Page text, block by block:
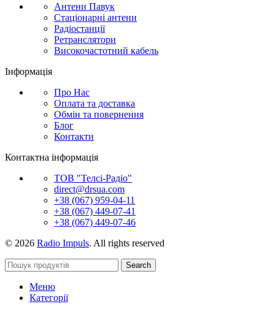
Антени Павук
Стаціонарні антени
Радіостанції
Ретранслятори
Високочастотний кабель
Інформація
Про Нас
Оплата та доставка
Обмін та повернення
Блог
Контакти
Контактна інформація
ТОВ "Телсі-Радіо"
direct@drsua.com
+38 (067) 959-04-11
+38 (067) 449-07-41
+38 (067) 449-07-46
© 2026 Radio Impuls. All rights reserved
Search
Меню
Категорії